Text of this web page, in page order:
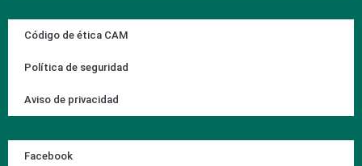
Código de ética CAM
Política de seguridad
Aviso de privacidad
Facebook